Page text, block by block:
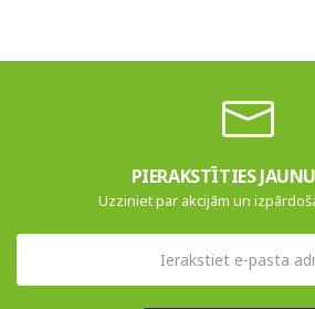
PIERAKSTĪTIES
Uzziniet par akcijām un